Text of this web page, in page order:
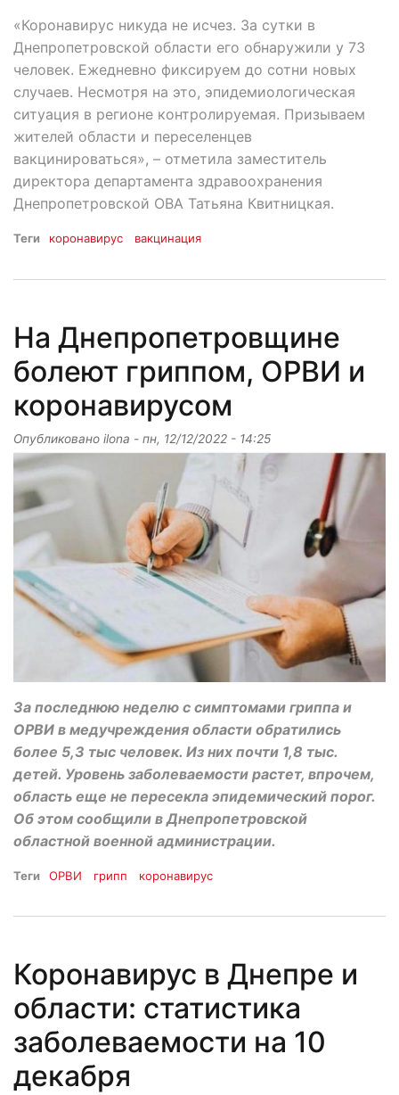
«Коронавирус никуда не исчез. За сутки в
Днепропетровской области его обнаружили у 73
человек. Ежедневно фиксируем до сотни новых
случаев. Несмотря на это, эпидемиологическая
ситуация в регионе контролируемая. Призываем
жителей области и переселенцев
вакцинироваться», – отметила заместитель
директора департамента здравоохранения
Днепропетровской ОВА Татьяна Квитницкая.
Теги коронавирус вакцинация
На Днепропетровщине
болеют гриппом, ОРВИ и
коронавирусом
Опубликовано ilona - пн, 12/12/2022 - 14:25
За последнюю неделю с симптомами гриппа и
ОРВИ в медучреждения области обратились
более 5,3 тыс человек. Из них почти 1,8 тыс.
детей. Уровень заболеваемости растет, впрочем,
область еще не пересекла эпидемический порог.
Об этом сообщили в Днепропетровской
областной военной администрации.
Теги ОРВИ грипп коронавирус
Коронавирус в Днепре и
области: статистика
заболеваемости на 10
декабря